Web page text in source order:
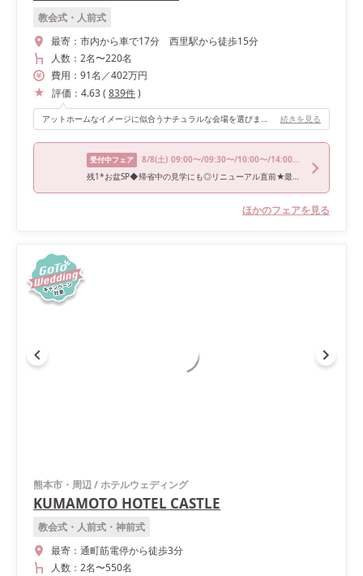
教会式・人前式
最寄： 市内から車で17分 西里駅から徒歩15分
人数： 2名〜220名
費用： 91名 ／402万円
評価： 4.63( 839件)
アットホームなイメージに似合うナチュラルな会場を選びました。小さめの会場なので親族までしっかりと顔が見え、ガーデンへと続くガラス張りの窓のおかげでとても明るく、素敵な披露宴になりました✧︎*。 続きを見る
受付中フェア 8/8(土) 09:00〜/09:30〜/10:00〜/14:00〜/16:00〜
残1*お盆SP◆帰省中の見学にも◎リニューアル直前★最大200万円優待★黒毛和牛コース試食×憧れのJUNOドレス試着
ほかのフェアを見る
熊本市・周辺/ホテルウェディング
KUMAMOTO HOTEL CASTLE
教会式・人前式・神前式
最寄： 通町筋電停から徒歩3分
人数： 2名〜550名